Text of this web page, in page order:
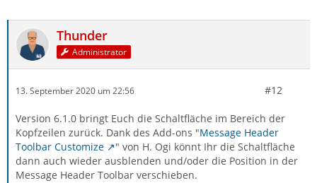
Thunder
Administrator
13. September 2020 um 22:56 #12
Version 6.1.0 bringt Euch die Schaltfläche im Bereich der
Kopfzeilen zurück. Dank des Add-ons "Message Header
Toolbar Customize
" von H. Ogi könnt Ihr die Schaltfläche
dann auch wieder ausblenden und/oder die Position in der
Message Header Toolbar verschieben.